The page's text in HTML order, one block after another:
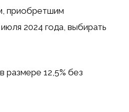
приобретшим
2024 года, выбирать
размере 12,5% без